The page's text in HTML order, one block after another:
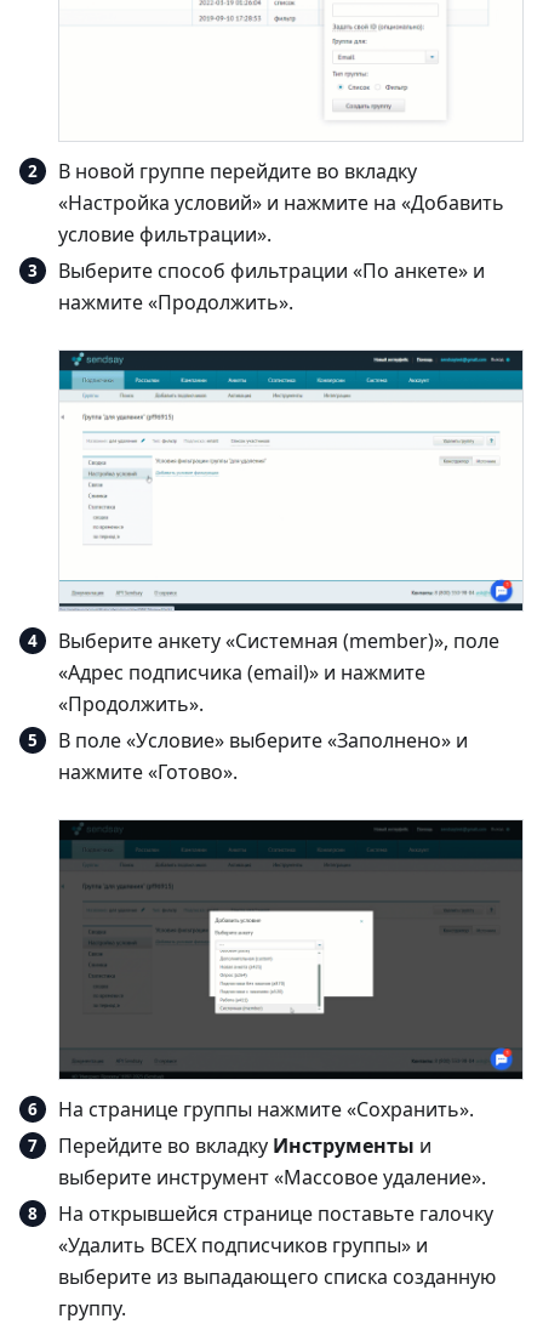
В новой группе перейдите во вкладку
«Настройка условий» и нажмите на «Добавить
условие фильтрации».
Выберите способ фильтрации «По анкете» и
нажмите «Продолжить».
Выберите анкету «Системная (member)», поле
«Адрес подписчика (email)» и нажмите
«Продолжить».
В поле «Условие» выберите «Заполнено» и
нажмите «Готово».
На странице группы нажмите «Сохранить».
Перейдите во вкладку Инструменты и
выберите инструмент «Массовое удаление».
На открывшейся странице поставьте галочку
«Удалить ВСЕХ подписчиков группы» и
выберите из выпадающего списка созданную
группу.